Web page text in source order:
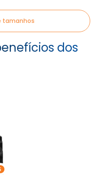
tamanhos
dos